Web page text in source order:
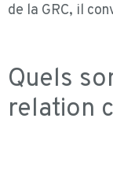
de la GRC, il
Quels
relation